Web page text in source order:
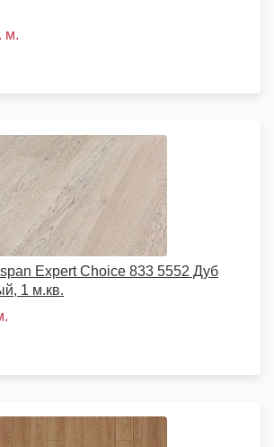
м.
Expert Choice 833 5552 Дуб
1 м.кв.